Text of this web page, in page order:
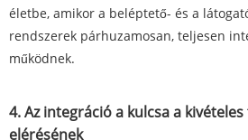
életbe, amikor a beléptető- és a
rendszerek párhuzamosan, teljesen
működnek.
4. Az integráció a kulcsa a
elérésének